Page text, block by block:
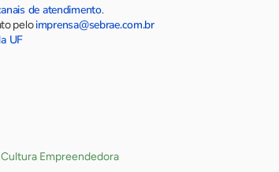
de atendimento.
peloimprensa@sebrae.com.br
UF
Cultura Empreendedora